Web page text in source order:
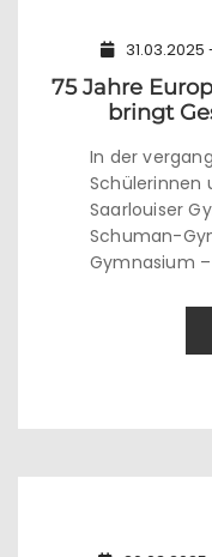
75 Jahre
bringt
In der
Schülerinnen
Saarlouiser
Schuman-
Gymnasium